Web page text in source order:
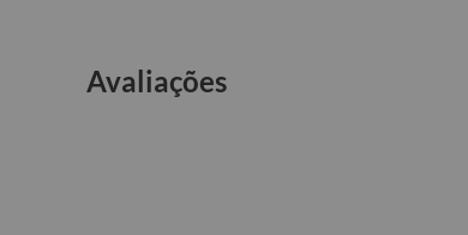
Avaliações